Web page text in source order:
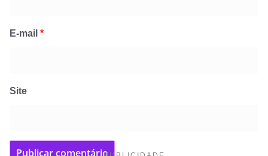
E-mail *
Site